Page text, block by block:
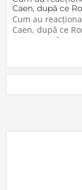
Caen, după ce
Labonne a fost
oficial la FCSB
Cum au
Caen, după ce
Labonne a fost